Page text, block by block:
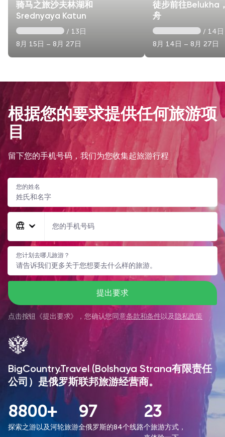
骑马之旅沙夫林湖和
Srednyaya Katun
/ 13日
8月 15日 – 8月 27日
徒步前往Belukha
舟
/ 14日
8月 14日 – 8月 27日
根据您的要求提供任何旅游项
目
留下您的手机号码，我们为您收集起旅游行程
您的姓名
您的手机号码
您计划去哪儿旅游？
提出要求
点击按钮《提出要求》，您确认您同意条款和条件以及 隐私政策
BigCountry.Travel (Bolshaya Strana有限责任
公司）是俄罗斯联邦旅游经营商。
8800+
探索之游以及河轮旅游
97
全俄罗斯的84个线路
23
个旅游方式，